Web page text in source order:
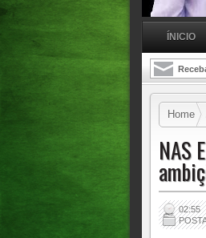
ÍNICIO
Home
NAS
02:55